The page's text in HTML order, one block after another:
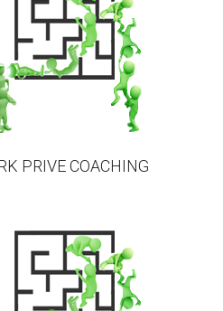
PRIVE COACHING